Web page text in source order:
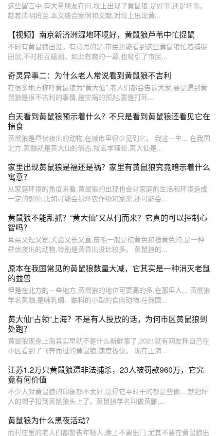
这些留言中,有大量朋友在问,坟上出现了黄鼠狼,是好事,还是坏事。
趁着清明将至,本文结合案例和文献,对坟上出现黄...
【视频】南京新济洲湿地环境好，黄鼠狼芦苇中忙捉鼠
不时有黄鼠狼出没。有意思的是,市民还能看到这些黄鼠狼忙着捕捉
田鼠,不时相互嬉闹。如此有趣的一幕,也吸引了市民...
奇灵异事二：为什么老人常说看到黄鼠狼不吉利
在很多地方称呼黄鼠狼为“黄大仙”,老人们都会告诉大家,要是遇到黄
鼠狼是很不吉利的事情,是灾祸的预兆,要是打死...
白天看到黄鼠狼预示着什么？不只是看到黄鼠狼还看见它在
捕食
黄鼠狼是昼伏夜出的动物,在城市里很少见到它。 我这一生... 在我国
北方,黄鼬就是黄大仙的俗态,按玄学理论,黄大仙是...
家里出现黄鼠狼是福还是祸？家里有黄鼠狼究竟暗示着什么
寓意？
从家庭环境的角度来看,黄鼠狼的出现也会对家庭的生活和环境造成
一定的影响,比如可能会损坏农作物和家禽,还可能会...
黄鼠狼不能乱抓？“黄大仙”又从何而来？它真的可以控制心
智吗？
耳朵又短又宽,犬齿又长又直,皮毛一般是棕黄色和橙黄色的,是一种
昼伏夜出的动物,特别是黄昏出没比较多。 黄鼠狼的...
原本在我国常见的黄鼠狼数量大减，它其实是一种消灭老鼠
的益兽
但是在北方的一些地方,黄鼠狼的地位可要高的多,在那里人... 黄鼠狼
学名黄鼬,是哺乳纲、鼬科的小型的食肉动物,在我国...
黄大仙“占领”上海？不是有人投放的话，为何市区黄鼠狼到
处跑？
黄鼠狼现身上海其实早就不是什么新鲜事了,2021就有网友称自己在
小区看到了飞奔而过的黄鼠狼,速度极快。 现在上海...
江苏1.2万只黄鼠狼遭非法捕杀，23人被罚款960万，它究
竟有何价值
不少人对黄鼠狼的印象都不太好,觉得它平时干的都是些偷... 就把坏
人的帽子扣到黄鼠狼头上了。黄鼠狼学名叫做黄鼬,...
黄鼠狼为什么黑夜活动？
而村庄里的老人们都警告年轻人,晚上不要出门,尤其不要在黄鼠狼出